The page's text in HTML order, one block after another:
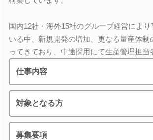
国内12社・海外15社のグループ経営により
いる中、新規開発の増加、更なる量産体制
ってきており、中途採用にて生産管理担当
仕事内容
対象となる方
募集要項